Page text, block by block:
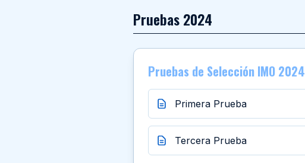
Pruebas2024
Pruebas de Selección IMO 2024
Primera Prueba
Tercera Prueba